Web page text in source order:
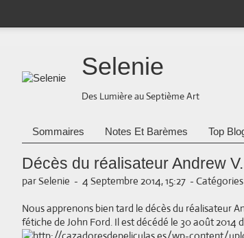
Selenie
Des Lumière au Septième Art
Sommaires Notes Et Barèmes Top
Décès du réalisateur Andrew
par Selenie - 4 Septembre 2014, 15:27 -
Nous apprenons bien tard le décès du réalisateur
fétiche de John Ford. Il est décédé le 30 août 2014